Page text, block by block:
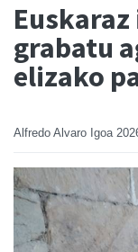
grabatu
elizako
Alfredo Alvaro Igoa